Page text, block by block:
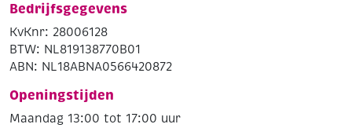
Bedrijfsgegevens
KvKnr: 28006128
BTW: NL819138770B01
ABN: NL18ABNA0566420872
Openingstijden
Maandag 13:00 tot 17:00 uur